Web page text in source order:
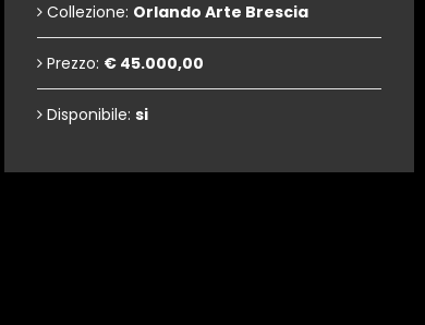
Collezione: Orlando Arte Brescia
Prezzo: € 45.000,00
Disponibile: si